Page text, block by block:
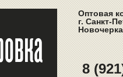
Оптовая
г. Санкт-
8